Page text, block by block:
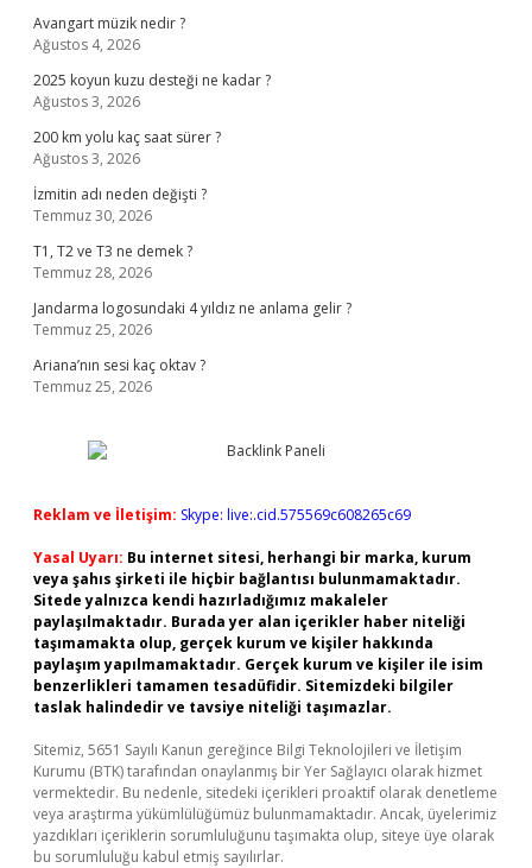
Avangart müzik nedir ?
Ağustos 4, 2026
2025 koyun kuzu desteği ne kadar ?
Ağustos 3, 2026
200 km yolu kaç saat sürer ?
Ağustos 3, 2026
İzmitin adı neden değişti ?
Temmuz 30, 2026
T1, T2 ve T3 ne demek ?
Temmuz 28, 2026
Jandarma logosundaki 4 yıldız ne anlama gelir ?
Temmuz 25, 2026
Ariana’nın sesi kaç oktav ?
Temmuz 25, 2026
Reklam ve İletişim: Skype: live:.cid.575569c608265c69
Yasal Uyarı: Bu internet sitesi, herhangi bir marka, kurum
veya şahıs şirketi ile hiçbir bağlantısı bulunmamaktadır.
Sitede yalnızca kendi hazırladığımız makaleler
paylaşılmaktadır. Burada yer alan içerikler haber niteliği
taşımamakta olup, gerçek kurum ve kişiler hakkında
paylaşım yapılmamaktadır. Gerçek kurum ve kişiler ile isim
benzerlikleri tamamen tesadüfidir. Sitemizdeki bilgiler
taslak halindedir ve tavsiye niteliği taşımazlar.
Sitemiz, 5651 Sayılı Kanun gereğince Bilgi Teknolojileri ve İletişim
Kurumu (BTK) tarafından onaylanmış bir Yer Sağlayıcı olarak hizmet
vermektedir. Bu nedenle, sitedeki içerikleri proaktif olarak denetleme
veya araştırma yükümlülüğümüz bulunmamaktadır. Ancak, üyelerimiz
yazdıkları içeriklerin sorumluluğunu taşımakta olup, siteye üye olarak
bu sorumluluğu kabul etmiş sayılırlar.